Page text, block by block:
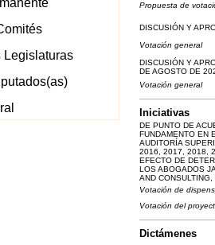
Propuesta de
DISCUSIÓN Y
Votación general
DISCUSIÓN Y
DE AGOSTO DE
Votación general
Iniciativas
DE PUNTO DE
FUNDAMENTO EN
AUDITORÍA
2016, 2017, 2018,
EFECTO DE
LOS ABOGADOS
AND CONSULTING,
Votación de
Votación del
Dictámenes